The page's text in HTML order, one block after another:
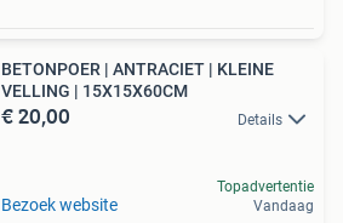
BETONPOER | ANTRACIET | KLEINE
VELLING | 15X15X60CM
€ 20,00 Details
Bezoek website
Topadvertentie
Vandaag